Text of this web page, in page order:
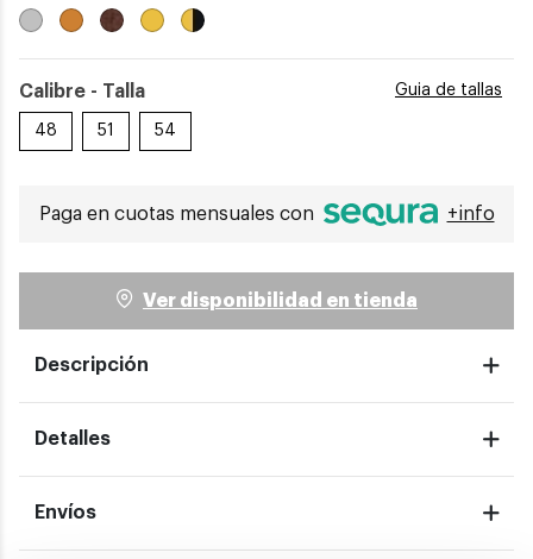
Guia de tallas
Calibre - Talla
48 51 54
Paga en cuotas mensuales con +info
Ver disponibilidad en tienda
Descripción
Detalles
Envíos